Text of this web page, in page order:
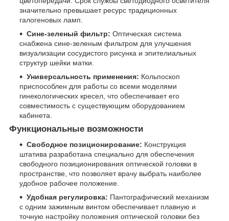
значительно превышает ресурс традиционных
галогеновых ламп.
Сине-зеленый фильтр: Оптическая система
снабжена сине-зеленым фильтром для улучшения
визуализации сосудистого рисунка и эпителиальных
структур шейки матки.
Универсальность применения: Кольпоскоп
приспособлен для работы со всеми моделями
гинекологических кресел, что обеспечивает его
совместимость с существующим оборудованием
кабинета.
Функциональные возможности
Свободное позиционирование: Конструкция
штатива разработана специально для обеспечения
свободного позиционирования оптической головки в
пространстве, что позволяет врачу выбрать наиболее
удобное рабочее положение.
Удобная регулировка: Пантографический механизм
с одним зажимным винтом обеспечивает плавную и
точную настройку положения оптической головки без